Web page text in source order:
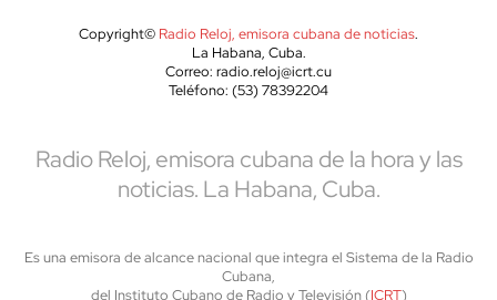
Copyright© Radio Reloj, emisora cubana de noticias.
La Habana, Cuba.
Correo: radio.reloj@icrt.cu
Teléfono: (53) 78392204
Radio Reloj, emisora cubana de la hora y las
noticias. La Habana, Cuba.
Es una emisora de alcance nacional que integra el Sistema de la Radio
Cubana,
del Instituto Cubano de Radio y Televisión (ICRT)